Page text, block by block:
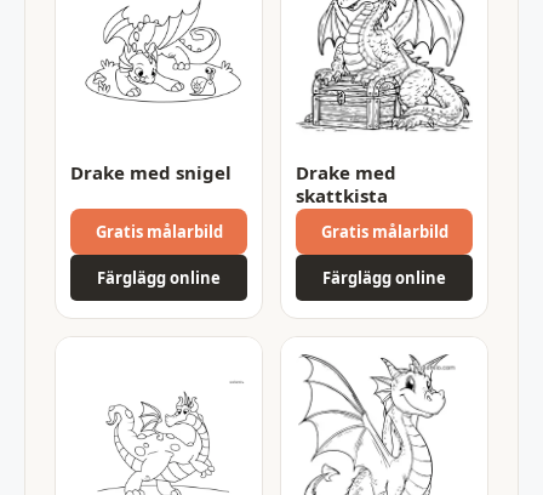
Drake med snigel
Gratis målarbild
Färglägg online
Drake med
skattkista
Gratis målarbild
Färglägg online